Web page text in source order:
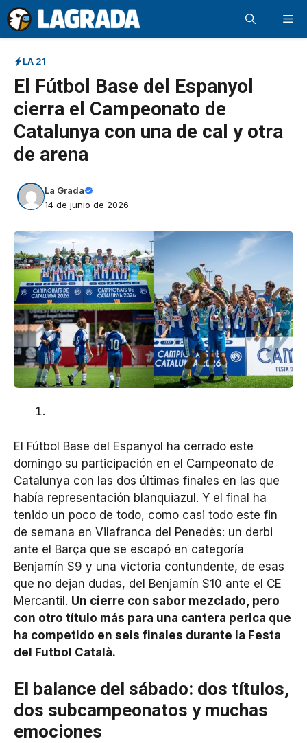
Saltar
al
contenido
LA 21
El Fútbol Base del Espanyol
cierra el Campeonato de
Catalunya con una de cal y otra
de arena
La Grada
14 de junio de 2026
El Fútbol Base del Espanyol ha cerrado este
domingo su participación en el Campeonato de
Catalunya con las dos últimas finales en las que
había representación blanquiazul. Y el final ha
tenido un poco de todo, como casi todo este fin
de semana en Vilafranca del Penedès: un derbi
ante el Barça que se escapó en categoría
Benjamín S9 y una victoria contundente, de esas
que no dejan dudas, del Benjamín S10 ante el CE
Mercantil. Un cierre con sabor mezclado, pero
con otro título más para una cantera perica que
ha competido en seis finales durante la Festa
del Futbol Català.
El balance del sábado: dos títulos,
dos subcampeonatos y muchas
emociones